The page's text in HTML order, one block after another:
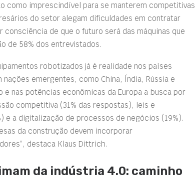
como imprescindível para se manterem competitivas
do setor alegam dificuldades em contratar
de que o futuro será das máquinas que
de 58% dos entrevistados.
robotizados já é realidade nos países
emergentes, como China, Índia, Rússia e
e nas potências econômicas da Europa a busca por
competitiva (31% das respostas), leis e
e a digitalização de processos de negócios (19%).
da construção devem incorporar
destaca Klaus Dittrich.
da indústria 4.0: caminho